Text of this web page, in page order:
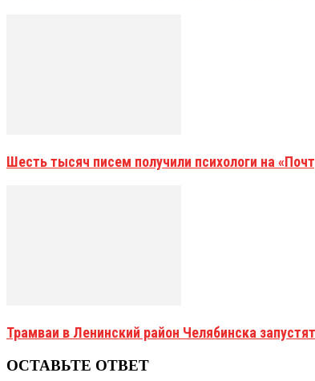
Шесть тысяч писем получили психологи на
Трамваи в Ленинский район Челябинска
ОСТАВЬТЕ ОТВЕТ